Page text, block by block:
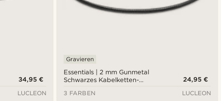
34,95 €
LUCLEON
Essentials | 2 mm Gunmetal
Schwarzes Kabelketten-
Gravieren
24,95 €
3 FARBEN
LUCLEON